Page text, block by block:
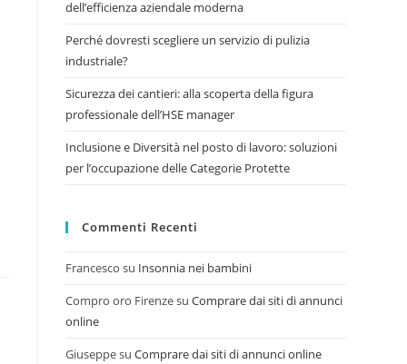
dell’efficienza aziendale moderna
Perché dovresti scegliere un servizio di pulizia
industriale?
Sicurezza dei cantieri: alla scoperta della figura
professionale dell’HSE manager
Inclusione e Diversità nel posto di lavoro: soluzioni
per l’occupazione delle Categorie Protette
Commenti Recenti
Francesco su Insonnia nei bambini
Compro oro FirenzesuComprare dai siti di annunci
online
GiuseppesuComprare dai siti di annunci online